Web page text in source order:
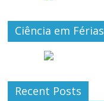
Ciência em Férias
Recent Posts